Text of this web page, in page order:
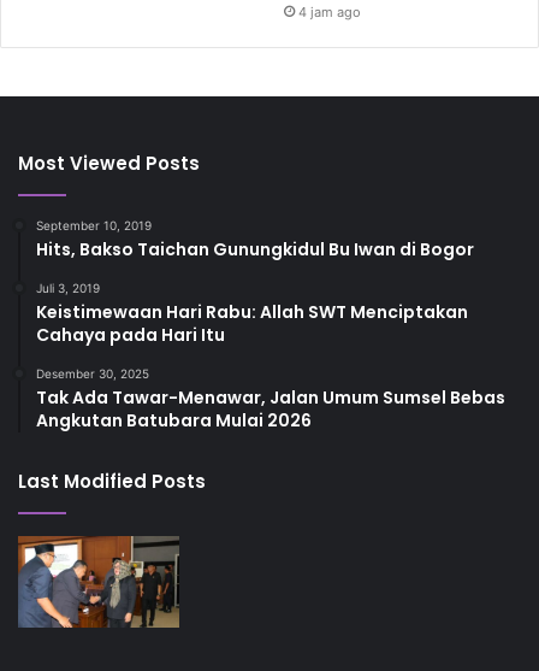
4 jam ago
Most Viewed Posts
September 10, 2019
Hits, Bakso Taichan Gunungkidul Bu Iwan di Bogor
Juli 3, 2019
Keistimewaan Hari Rabu: Allah SWT Menciptakan
Cahaya pada Hari Itu
Desember 30, 2025
Tak Ada Tawar-Menawar, Jalan Umum Sumsel Bebas
Angkutan Batubara Mulai 2026
Last Modified Posts